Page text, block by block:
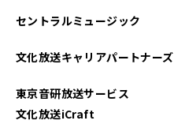
セントラルミュージック
文化放送キャリアパートナーズ
東京音研放送サービス
文化放送iCraft